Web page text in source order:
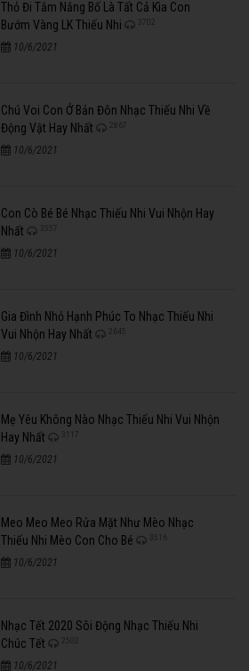
Thỏ Đi Tắm Nắng Bố Là Tất Cả Kìa Con
Bướm Vàng LK Thiếu Nhi
3702
10/6/2021
Chú Voi Con Ở Bản Đôn Nhạc Thiếu Nhi Về
Động Vật Hay Nhất
2867
10/6/2021
Con Cò Bé Bé Nhạc Thiếu Nhi Vui Nhộn Hay
Nhất
3557
10/6/2021
Gia Đình Nhỏ Hạnh Phúc To Nhạc Thiếu Nhi
Vui Nhộn Hay Nhất
2645
10/6/2021
Mẹ Yêu Không Nào Nhạc Thiếu Nhi Vui Nhộn
Hay Nhất
3117
10/6/2021
Meo Meo Meo Rửa Mặt Như Mèo Nhạc
Thiếu Nhi Mèo Con Cho Bé
3516
10/6/2021
Nhạc Tết 2020 Sôi Động Nhạc Thiếu Nhi
Chúc Tết
10/6/2021